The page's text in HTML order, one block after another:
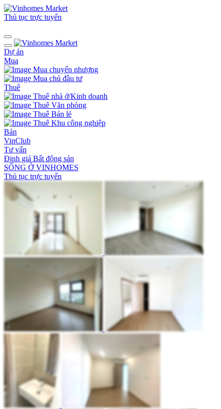
Thủ tục trực tuyến
Dự án
Mua
Mua chuyển nhượng
Mua chủ đầu tư
Thuê
Thuê nhà ở/Kinh doanh
Thuê Văn phòng
Thuê Bán lẻ
Thuê Khu công nghiệp
Bán
VinClub
Tư vấn
Định giá Bất động sản
SỐNG Ở VINHOMES
Thủ tục trực tuyến